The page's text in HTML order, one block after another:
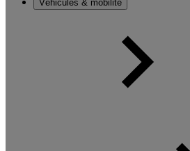
Véhicules & mobilité